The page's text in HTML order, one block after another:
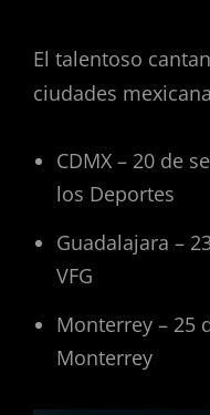
El talentoso
ciudades
CDMX – 20 de
los Deportes
Guadalajara –
VFG
Monterrey – 25
Monterrey